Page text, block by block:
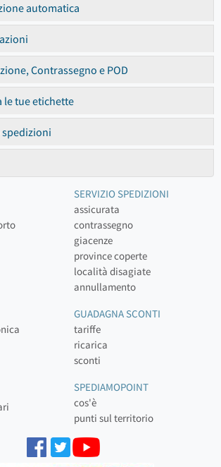
automatica
Contrassegno e POD
le tue etichette
spedizioni
SERVIZIO SPEDIZIONI
assicurata
contrassegno
giacenze
province coperte
località disagiate
annullamento
GUADAGNA SCONTI
tariffe
ricarica
sconti
SPEDIAMOPOINT
cos'è
punti sul territorio